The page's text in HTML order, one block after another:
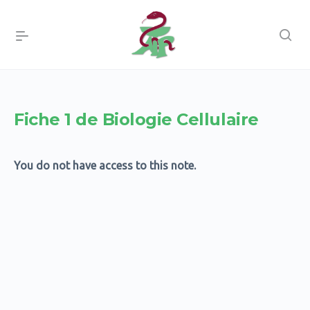
Fiche 1 de Biologie Cellulaire
You do not have access to this note.